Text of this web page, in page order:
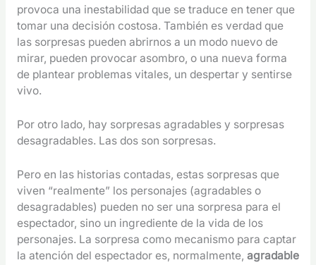
provoca una inestabilidad que se traduce en tener que
tomar una decisión costosa. También es verdad que
las sorpresas pueden abrirnos a un modo nuevo de
mirar, pueden provocar asombro, o una nueva forma
de plantear problemas vitales, un despertar y sentirse
vivo.
Por otro lado, hay sorpresas agradables y sorpresas
desagradables. Las dos son sorpresas.
Pero en las historias contadas, estas sorpresas que
viven “realmente” los personajes (agradables o
desagradables) pueden no ser una sorpresa para el
espectador, sino un ingrediente de la vida de los
personajes. La sorpresa como mecanismo para captar
la atención del espectador es, normalmente, agradable